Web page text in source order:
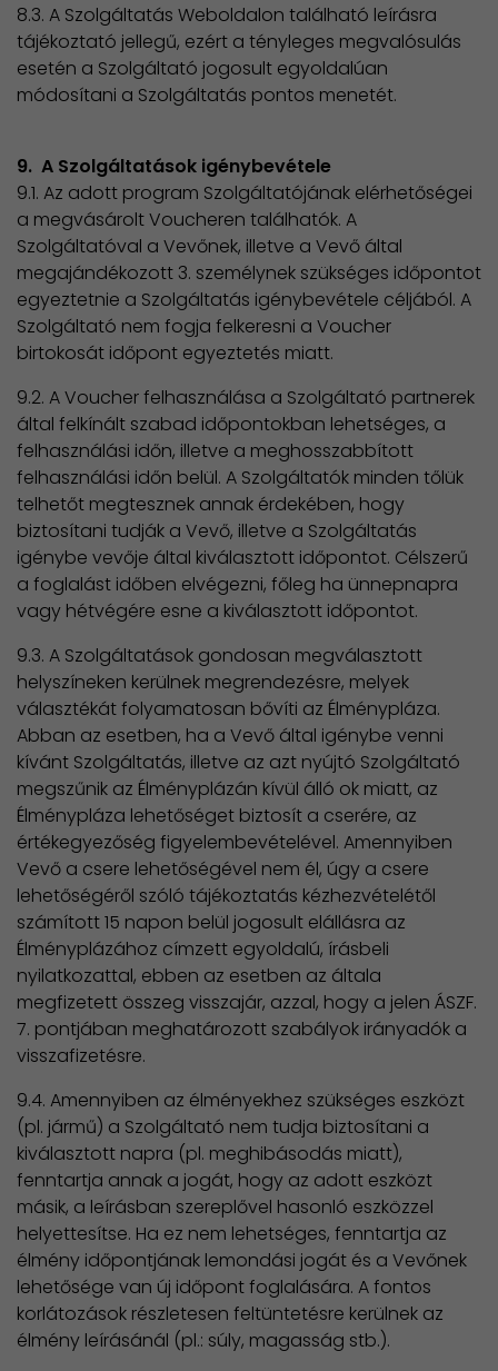
8.3. A Szolgáltatás Weboldalon található leírásra
tájékoztató jellegű, ezért a tényleges megvalósulás
esetén a Szolgáltató jogosult egyoldalúan
módosítani a Szolgáltatás pontos menetét.
9. A Szolgáltatások igénybevétele
9.1. Az adott program Szolgáltatójának elérhetőségei
a megvásárolt Voucheren találhatók. A
Szolgáltatóval a Vevőnek, illetve a Vevő által
megajándékozott 3. személynek szükséges időpontot
egyeztetnie a Szolgáltatás igénybevétele céljából. A
Szolgáltató nem fogja felkeresni a Voucher
birtokosát időpont egyeztetés miatt.
9.2. A Voucher felhasználása a Szolgáltató partnerek
által felkínált szabad időpontokban lehetséges, a
felhasználási időn, illetve a meghosszabbított
felhasználási időn belül. A Szolgáltatók minden tőlük
telhetőt megtesznek annak érdekében, hogy
biztosítani tudják a Vevő, illetve a Szolgáltatás
igénybe vevője által kiválasztott időpontot. Célszerű
a foglalást időben elvégezni, főleg ha ünnepnapra
vagy hétvégére esne a kiválasztott időpontot.
9.3. A Szolgáltatások gondosan megválasztott
helyszíneken kerülnek megrendezésre, melyek
választékát folyamatosan bővíti az Élménypláza.
Abban az esetben, ha a Vevő által igénybe venni
kívánt Szolgáltatás, illetve az azt nyújtó Szolgáltató
megszűnik az Élményplázán kívül álló ok miatt, az
Élménypláza lehetőséget biztosít a cserére, az
értékegyezőség figyelembevételével. Amennyiben
Vevő a csere lehetőségével nem él, úgy a csere
lehetőségéről szóló tájékoztatás kézhezvételétől
számított 15 napon belül jogosult elállásra az
Élményplázához címzett egyoldalú, írásbeli
nyilatkozattal, ebben az esetben az általa
megfizetett összeg visszajár, azzal, hogy a jelen ÁSZF.
7. pontjában meghatározott szabályok irányadók a
visszafizetésre.
9.4. Amennyiben az élményekhez szükséges eszközt
(pl. jármű) a Szolgáltató nem tudja biztosítani a
kiválasztott napra (pl. meghibásodás miatt),
fenntartja annak a jogát, hogy az adott eszközt
másik, a leírásban szereplővel hasonló eszközzel
helyettesítse. Ha ez nem lehetséges, fenntartja az
élmény időpontjának lemondási jogát és a Vevőnek
lehetősége van új időpont foglalására. A fontos
korlátozások részletesen feltüntetésre kerülnek az
élmény leírásánál (pl.: súly, magasság stb.).